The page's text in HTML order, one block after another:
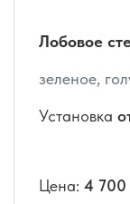
Лобовое
зеленое,
Установка
Цена: 4 700